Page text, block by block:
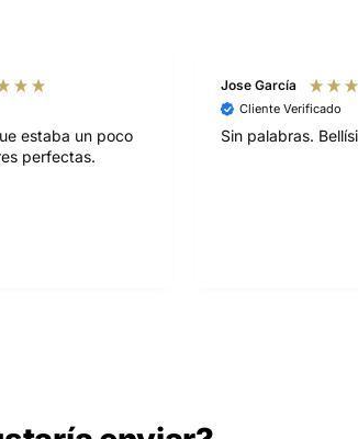
poco
Cliente Verificado
Sin palabras. Bellísimo arreglo.